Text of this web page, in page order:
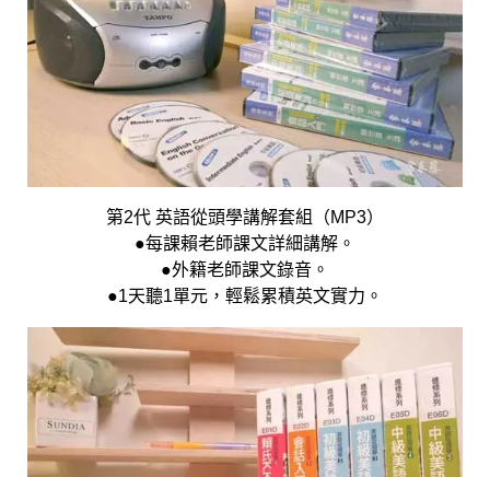
第2代 英語從頭學講解套組（MP3）
●每課賴老師課文詳細講解。
●外籍老師課文錄音。
●1天聽1單元，輕鬆累積英文實力。